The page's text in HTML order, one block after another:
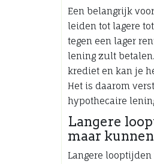
Een belangrijk
leiden tot lagere
tegen een lager
lening zult
krediet en kan je
Het is daarom
hypothecaire
Langere
maar
Langere